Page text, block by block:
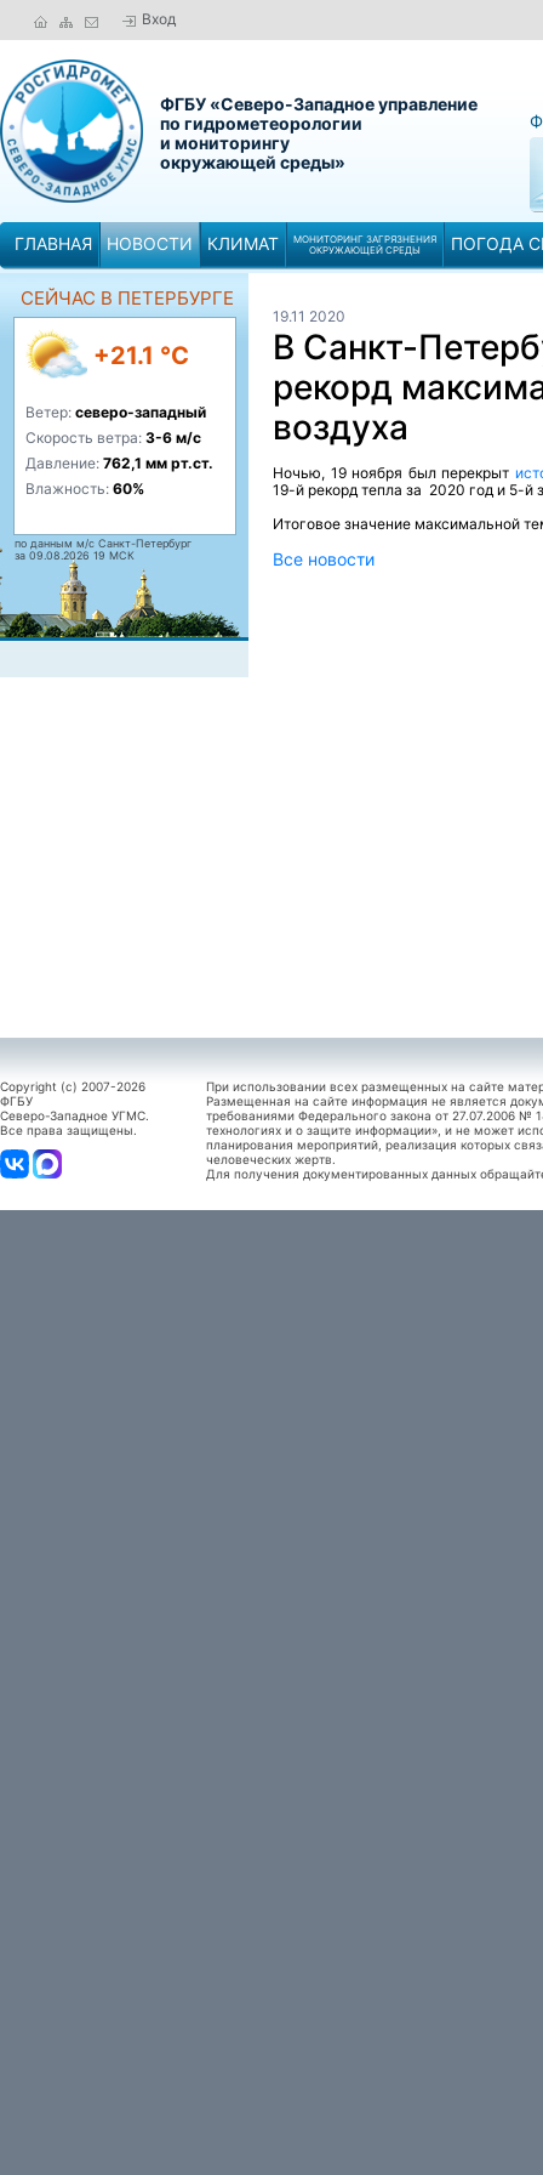
Вход
ФГБУ «Северо-Западное управление
по гидрометеорологии
и мониторингу
окружающей среды»
ГЛАВНАЯ НОВОСТИ КЛИМАТ
МОНИТОРИНГ ЗАГРЯЗНЕНИЯ
ОКРУЖАЮЩЕЙ СРЕДЫ
ПОГОДА
СЕЙЧАС В ПЕТЕРБУРГЕ
+21.1 °C
Ветер: северо-западный
Скорость ветра: 3-6 м/с
Давление: 762,1 мм рт.ст.
Влажность: 60%
по данным м/с Санкт-Петербург
за 09.08.2026 19 МСК
19.11 2020
В Санкт-
рекорд
воздуха
Ночью, 19 ноября был перекрыт
19-й рекорд тепла за 2020 год и 5-й
Итоговое значение максимальной
Все новости
Copyright (c) 2007-2026
ФГБУ
Северо-Западное УГМС.
Все права защищены.
При использовании всех размещенных на сайте
Размещенная на сайте информация не является
требованиями Федерального закона от 27.07.2006
технологиях и о защите информации», и не может
планирования мероприятий, реализация которых
человеческих жертв.
Для получения документированных данных